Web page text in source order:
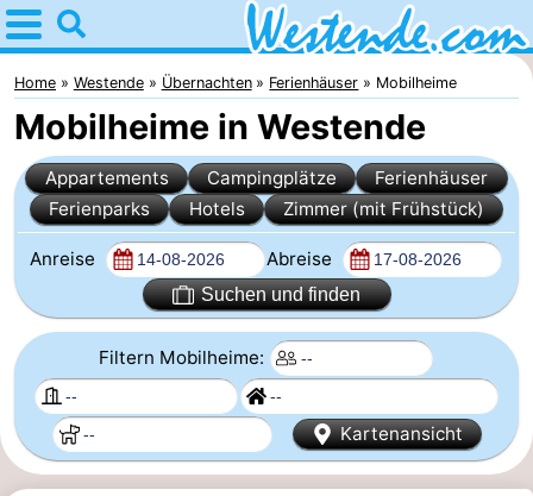
Home
Westende
Tipps
Für
kindern
Übernachten
Appartements
-
Holiday
Suites
Holiday
Campingplätze
Home Westende Übernachten Ferienhäuser Mobilheime
Mobilheime in Westende
Appartements Campingplätze
Ferienhäuser
Ferienparks
Hotels Zimmer (mit Frühstück)
Anreise Abreise
Suchen und finden
Filtern Mobilheime:
Kartenansicht